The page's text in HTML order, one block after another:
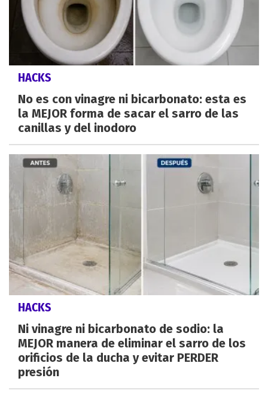
HACKS
No es con vinagre ni bicarbonato: esta es
la MEJOR forma de sacar el sarro de las
canillas y del inodoro
HACKS
Ni vinagre ni bicarbonato de sodio: la
MEJOR manera de eliminar el sarro de los
orificios de la ducha y evitar PERDER
presión